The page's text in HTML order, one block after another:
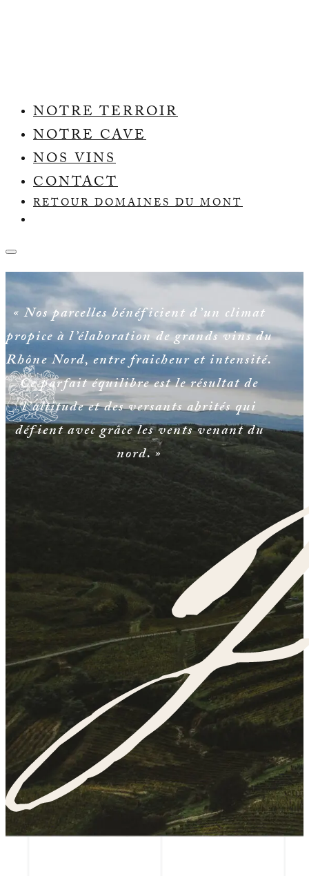
NOTRE TERROIR
NOTRE CAVE
NOS VINS
CONTACT
RETOUR DOMAINES DU MONT
« Nos parcelles bénéficient d’un climat
propice à l’élaboration de grands vins du
Rhône Nord, entre fraicheur et intensité.
Ce parfait équilibre est le résultat de
l’altitude et des versants abrités qui
défient avec grâce les vents venant du
nord. »